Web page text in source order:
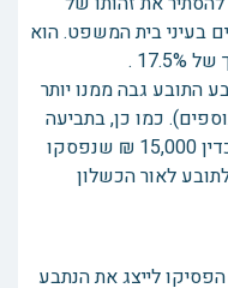
בעיני בית המשפט. הוא
.
התובע גבה ממנו יותר
בין הצדדים (7,500 ₪ נוספים). כמו כן, בתביעה
כנגד הביטוח הלאומי הוא גבה שלא כדין 15,000 ₪ שנפסקו
לאור הכשלון
לייצג את הנתבע